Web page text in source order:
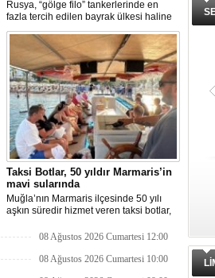
Rusya, “gölge filo” tankerlerinde en
fazla tercih edilen bayrak ülkesi haline
geldi. Yaptırım baskısının artmasıyla
birlikte çok sayıda tanker Rus bayrağına
geçerken, bu durum küresel denizcilik
yaptırımlarının uygulanması açısından
yeni bir tablo ortaya koyuyor.
Taksi Botlar, 50 yıldır Marmaris’in
mavi sularında
Muğla’nın Marmaris ilçesinde 50 yılı
aşkın süredir hizmet veren taksi botlar,
amacıyla kullanılmaya devam ediyor.
08 Ağustos 2026 Cumartesi 12:00
08 Ağustos 2026 Cumartesi 10:00